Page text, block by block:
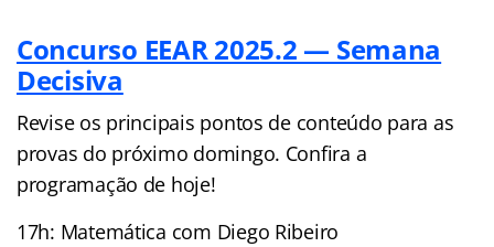
Concurso EEAR 2025.2 — Semana
Decisiva
Revise os principais pontos de conteúdo para as
provas do próximo domingo. Confira a
programação de hoje!
17h: Matemática com Diego Ribeiro